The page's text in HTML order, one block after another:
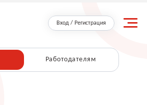
Вход / Регистрация
Работодателям